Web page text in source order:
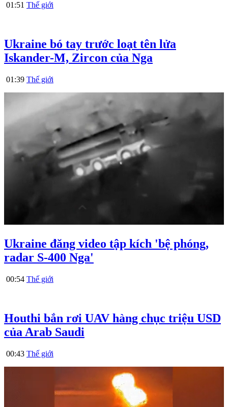
01:51 Thế giới
Ukraine bó tay trước loạt tên lửa
Iskander-M, Zircon của Nga
01:39 Thế giới
Ukraine đăng video tập kích 'bệ phóng,
radar S-400 Nga'
00:54 Thế giới
Houthi bắn rơi UAV hàng chục triệu USD
của Arab Saudi
00:43 Thế giới